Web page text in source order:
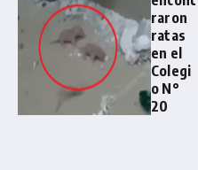
raron
ratas
en el
Colegi
o N°
20